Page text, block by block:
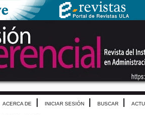
ACERCA DE INICIAR SESIÓN BUSCAR